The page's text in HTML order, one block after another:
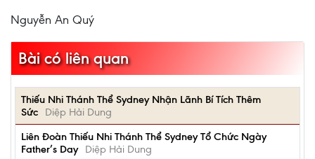
Nguyễn An Quý
Bài có liên quan
Thiếu Nhi Thánh Thể Sydney Nhận Lãnh Bí Tích Thêm
Sức
Diệp Hải Dung
Liên Đoàn Thiếu Nhi Thánh Thể Sydney Tổ Chức Ngày
Father’s Day
Diệp Hải Dung